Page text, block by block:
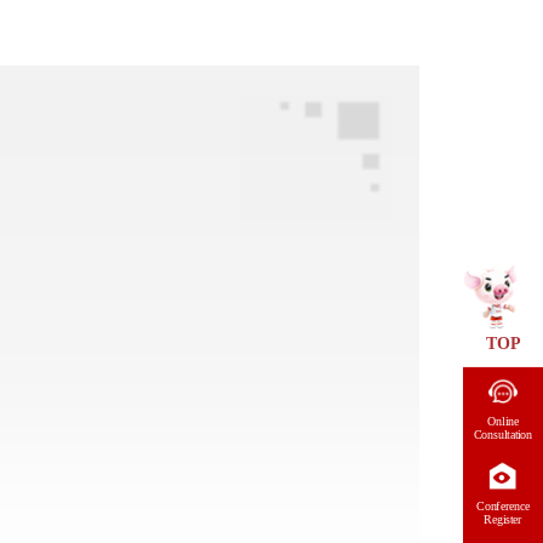
TOP
Online
Consultation
Conference
Register